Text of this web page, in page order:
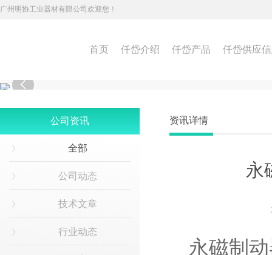
广州明协工业器材有限公司欢迎您！
首页 仟岱介绍 仟岱产品 仟岱供应

公司资讯
全部
公司动态
技术文章
行业动态
资讯详情
永
永磁制